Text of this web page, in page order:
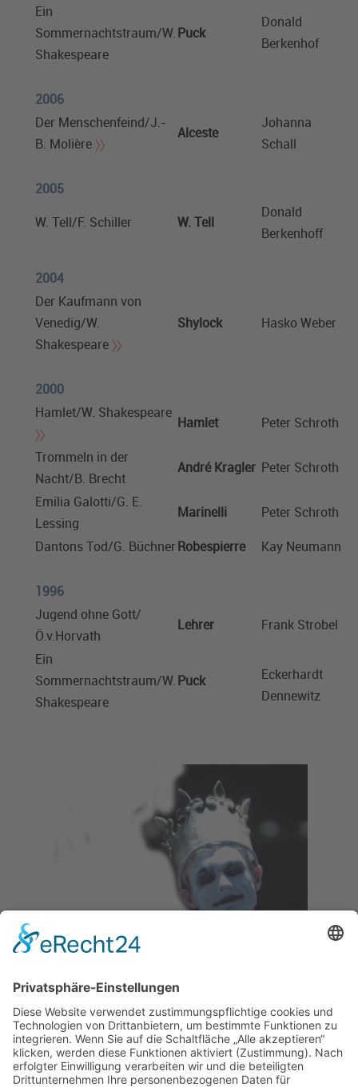
Ein
Sommernachtstraum/W.
Shakespeare
Puck
Donald
Berkenhof
2006
Der Menschenfeind/J.-
B. Molière
Alceste
Johanna
Schall
2005
W. Tell/F. Schiller
W. Tell
Donald
Berkenhoff
2004
Der Kaufmann von
Venedig/W.
Shakespeare
Shylock Hasko Weber
2000
Hamlet/W. Shakespeare
Hamlet
Peter Schroth
Trommeln in der
Nacht/B. Brecht
André Kragler Peter Schroth
Emilia Galotti/G. E.
Lessing
Marinelli
Peter Schroth
Dantons Tod/G. BüchnerRobespierre Kay Neumann
1996
Jugend ohne Gott/
Ö.v.Horvath
Lehrer
Frank Strobel
Ein
Sommernachtstraum/W.
Shakespeare
Puck
Eckerhardt
Dennewitz
SEBASTIAN KREUTZ